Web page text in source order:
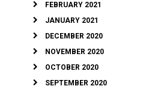
FEBRUARY 2021
JANUARY 2021
DECEMBER 2020
NOVEMBER 2020
OCTOBER 2020
SEPTEMBER 2020